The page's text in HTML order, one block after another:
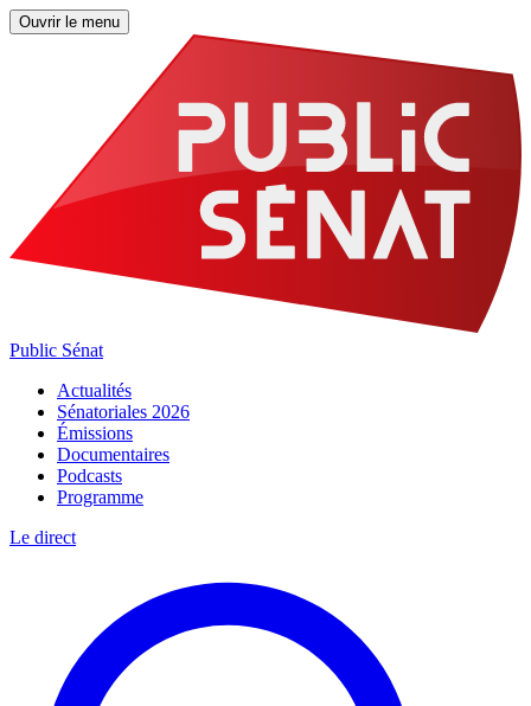
Ouvrir le menu
Public Sénat
Actualités
Sénatoriales 2026
Émissions
Documentaires
Podcasts
Programme
Le direct